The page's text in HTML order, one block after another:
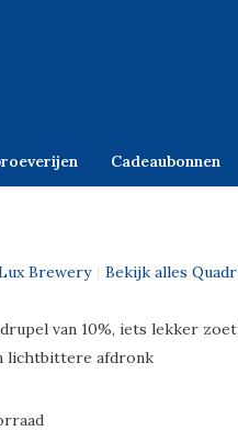
Cadeaubonnen
Brewery Bekijk alles
van 10%, iets lekker
lichtbittere afdronk